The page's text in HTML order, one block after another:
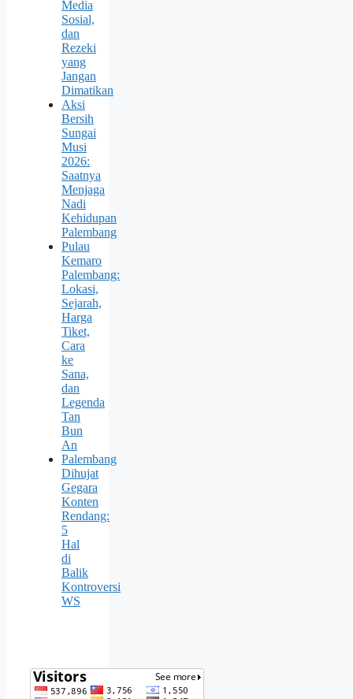
Media
Sosial,
dan
Rezeki
yang
Jangan
Dimatikan
Aksi
Bersih
Sungai
Musi
2026:
Saatnya
Menjaga
Nadi
Kehidupan
Palembang
Pulau
Kemaro
Palembang:
Lokasi,
Sejarah,
Harga
Tiket,
Cara
ke
Sana,
dan
Legenda
Tan
Bun
An
Palembang
Dihujat
Gegara
Konten
Rendang:
5
Hal
di
Balik
Kontroversi
WS